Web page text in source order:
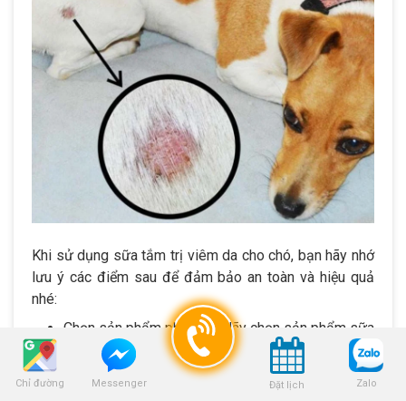
Chỉ đường Messenger Đặt lịch Zalo
Khi sử dụng sữa tắm trị viêm da cho chó, bạn hãy nhớ
lưu ý các điểm sau để đảm bảo an toàn và hiệu quả
nhé:
Chọn sản phẩm phù hợp: Hãy chọn sản phẩm sữa
tắm trị viêm da cho chó chuyên dụng. Đảm bảo
rằng sản phẩm không chứa các thành phần gây
kích ứng hoặc hại cho da của chó.